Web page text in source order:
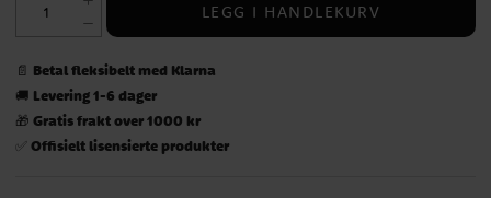
LEGG I HANDLEKURV
📄 Betal fleksibelt med Klarna
🚚 Levering 1-6 dager
🎁 Gratis frakt over 1000 kr
✅ Offisielt lisensierte produkter